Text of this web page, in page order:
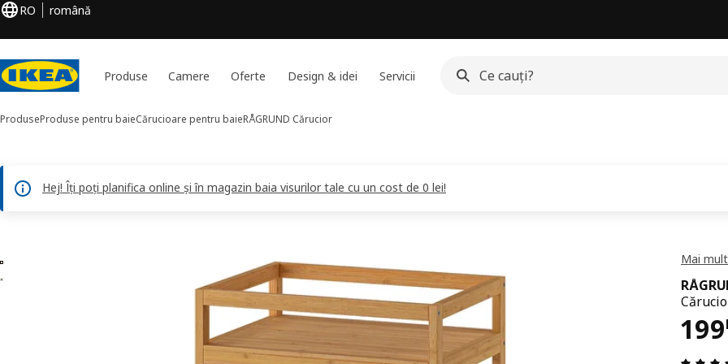
RO română
Produse Camere Oferte Design & idei Servicii
ProduseProduse pentru baieCărucioare pentru baieRÅGRUND Cărucior
Hej! Îți poți planifica online și în magazin baia visurilor tale cu un cost de 0 lei!
2 RÅGRUND imagini
imaginile Mai
199